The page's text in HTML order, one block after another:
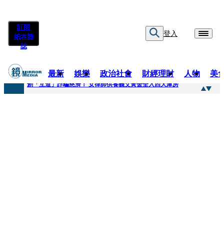
訂閱
紙本雜
誌
登入
最新 娛樂 政治社會 財經理財 人物 美
快訊
創「互道」詐騙慈濟！ 女律師供養義父黃金全入四大庫房